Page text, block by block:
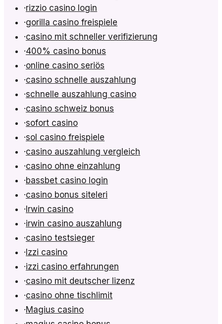
·rizzio casino login
·gorilla casino freispiele
·casino mit schneller verifizierung
·400% casino bonus
·online casino seriös
·casino schnelle auszahlung
·schnelle auszahlung casino
·casino schweiz bonus
·sofort casino
·sol casino freispiele
·casino auszahlung vergleich
·casino ohne einzahlung
·bassbet casino login
·casino bonus siteleri
·Irwin casino
·irwin casino auszahlung
·casino testsieger
·Izzi casino
·izzi casino erfahrungen
·casino mit deutscher lizenz
·casino ohne tischlimit
·Magius casino